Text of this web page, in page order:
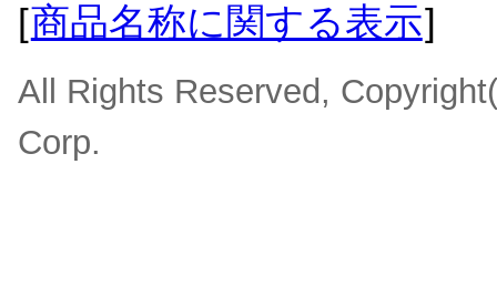
[商品名称に関する表示]
All Rights Reserved,
Corp.